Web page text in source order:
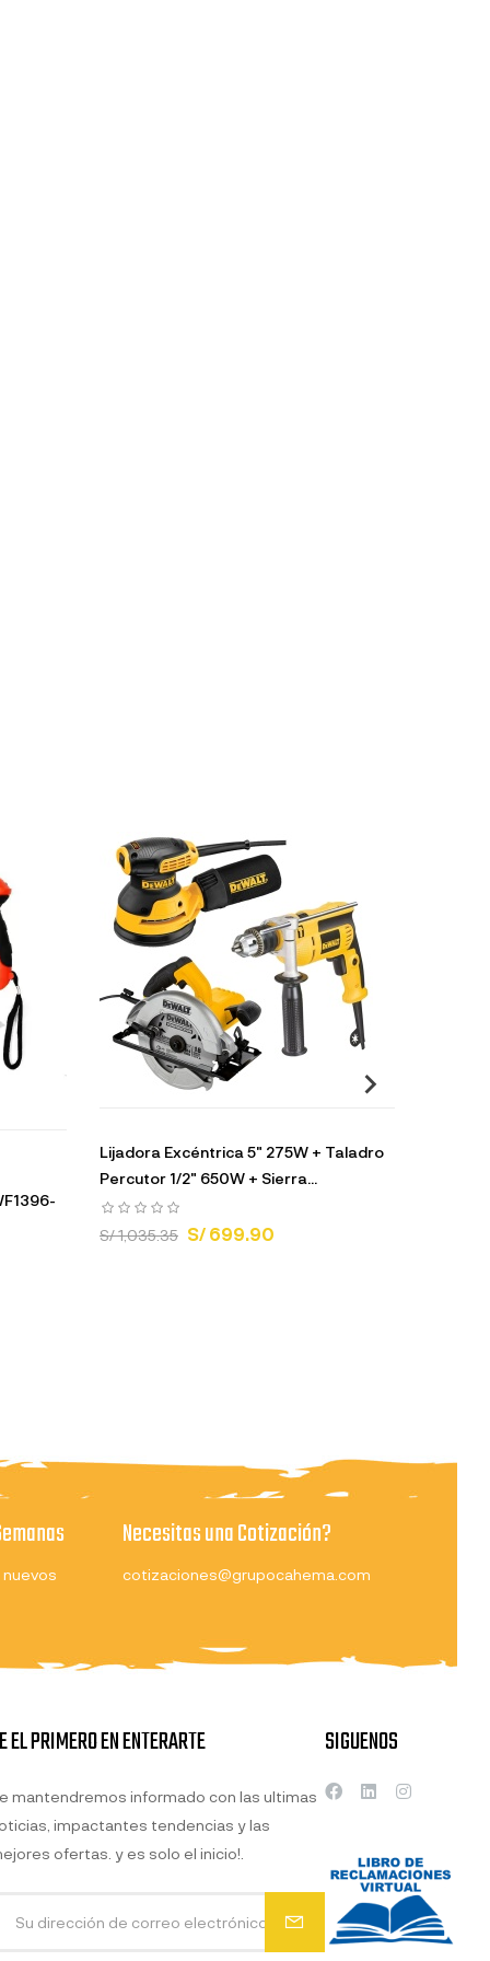
Lijadora Excéntrica 5" 275W + Taladro
Percutor 1/2" 650W + Sierra...
S/ 1,035.35 S/ 699.90
Necesitas una Cotización?
cotizaciones@grupocahema.com
EL PRIMERO EN ENTERARTE
mantendremos informado con las ultimas
impactantes tendencias y las
ofertas. y es solo el inicio!.
SIGUENOS